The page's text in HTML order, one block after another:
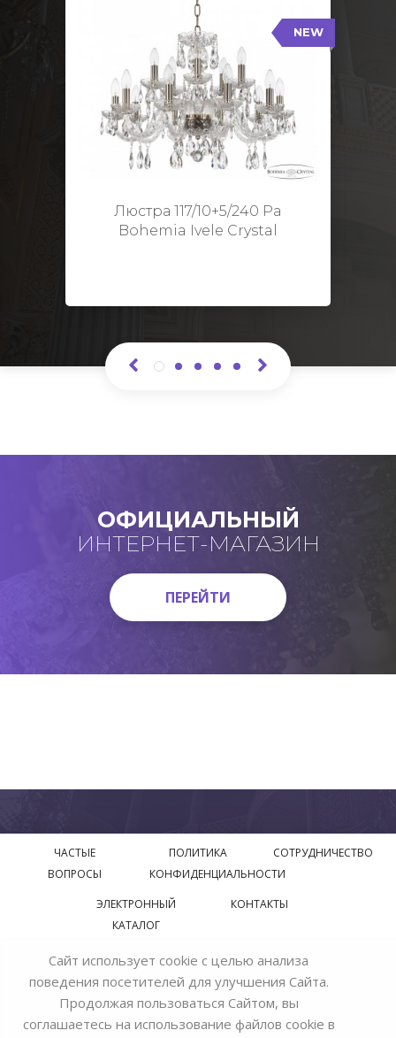
NEW
Люстра 117/10+5/240 Pa
Bohemia Ivele Crystal
117/10+5/240 Pa
Тип: Стеклянный рожок
Цвет арматуры: Патина/
Кол-во ламп: 15
Диаметр: 70 см
ОФИЦИАЛЬНЫЙ
ИНТЕРНЕТ-МАГАЗИН
ПЕРЕЙТИ
ПЕРЕЙТИ
ЧАСТЫЕ
ВОПРОСЫ
ПОЛИТИКА
КОНФИДЕНЦИАЛЬНОСТИ
СОТРУДНИЧЕСТВО
ЭЛЕКТРОННЫЙ
КАТАЛОГ
КОНТАКТЫ
© 2018—2026 Официальный сайт завода производителя
Bohemia Ivele Crystal
Сайт использует cookie с целью анализа
поведения посетителей для улучшения Сайта.
Продолжая пользоваться Сайтом, вы
соглашаетесь на использование файлов cookie в